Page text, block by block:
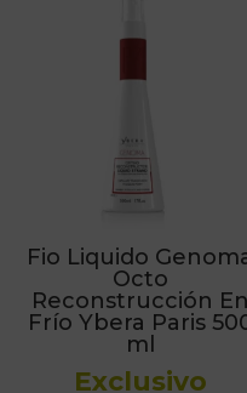
Fio Liquido
Octo
Reconstrucción En
Frío Ybera Paris
ml
Exclusivo